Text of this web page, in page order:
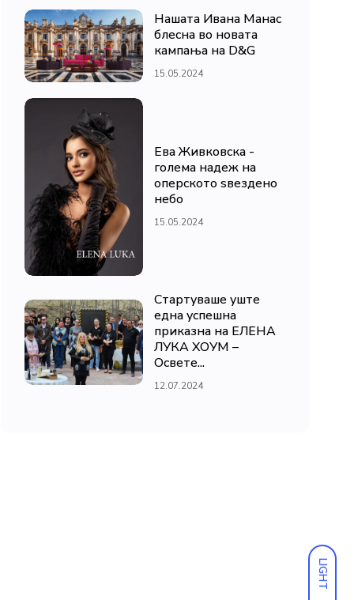
LIGHT
Нашата Ивана Манас
блесна во новата
кампања на D&G
15.05.2024
Ева Живковска -
голема надеж на
оперското ѕвездено
небо
15.05.2024
Стартуваше уште
една успешна
приказна на ЕЛЕНА
ЛУКА ХОУМ –
Освете...
12.07.2024